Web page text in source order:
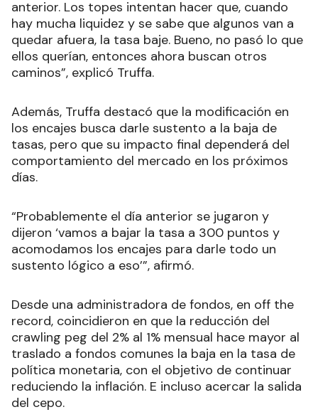
anterior. Los topes intentan hacer que, cuando
hay mucha liquidez y se sabe que algunos van a
quedar afuera, la tasa baje. Bueno, no pasó lo que
ellos querían, entonces ahora buscan otros
caminos”, explicó Truffa.
Además, Truffa destacó que la modificación en
los encajes busca darle sustento a la baja de
tasas, pero que su impacto final dependerá del
comportamiento del mercado en los próximos
días.
“Probablemente el día anterior se jugaron y
dijeron ‘vamos a bajar la tasa a 300 puntos y
acomodamos los encajes para darle todo un
sustento lógico a eso’”, afirmó.
Desde una administradora de fondos, en off the
record, coincidieron en que la reducción del
crawling peg del 2% al 1% mensual hace mayor al
traslado a fondos comunes la baja en la tasa de
política monetaria, con el objetivo de continuar
reduciendo la inflación. E incluso acercar la salida
del cepo.